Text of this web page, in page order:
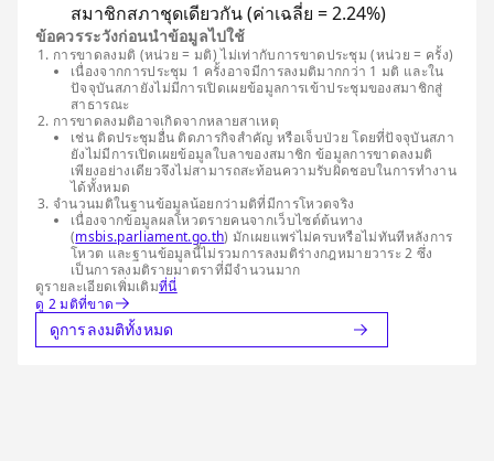
สมาชิกสภาชุดเดียวกัน (ค่าเฉลี่ย = 2.24%)
ข้อควรระวังก่อนนำข้อมูลไปใช้
การขาดลงมติ (หน่วย = มติ) ไม่เท่ากับการขาดประชุม (หน่วย = ครั้ง)
เนื่องจากการประชุม 1 ครั้งอาจมีการลงมติมากกว่า 1 มติ และใน
ปัจจุบันสภายังไม่มีการเปิดเผยข้อมูลการเข้าประชุมของสมาชิกสู่
สาธารณะ
การขาดลงมติอาจเกิดจากหลายสาเหตุ
เช่น ติดประชุมอื่น ติดภารกิจสำคัญ หรือเจ็บป่วย โดยที่ปัจจุบันสภา
ยังไม่มีการเปิดเผยข้อมูลใบลาของสมาชิก ข้อมูลการขาดลงมติ
เพียงอย่างเดียวจึงไม่สามารถสะท้อนความรับผิดชอบในการทำงาน
ได้ทั้งหมด
จำนวนมติในฐานข้อมูลน้อยกว่ามติที่มีการโหวตจริง
เนื่องจากข้อมูลผลโหวตรายคนจากเว็บไซต์ต้นทาง
(msbis.parliament.go.th) มักเผยแพร่ไม่ครบหรือไม่ทันทีหลังการ
โหวต และฐานข้อมูลนี้ไม่รวมการลงมติร่างกฎหมายวาระ 2 ซึ่ง
เป็นการลงมติรายมาตราที่มีจำนวนมาก
ดูรายละเอียดเพิ่มเติมที่นี่
ดู 2 มติที่ขาด
ดูการลงมติทั้งหมด